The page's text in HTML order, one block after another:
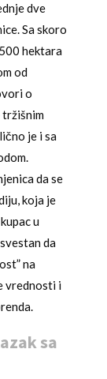
dve
Sa skoro
hektara
od
o
tržišnim
je i sa
da se
koja je
u
da
na
vrednosti i
sa